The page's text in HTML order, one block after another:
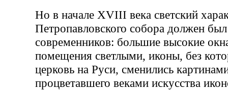
Но в начале XVIII века светский
Петропавловского собора должен
современников: большие высокие
помещения светлыми, иконы, без
церковь на Руси, сменились
процветавшего веками искусства